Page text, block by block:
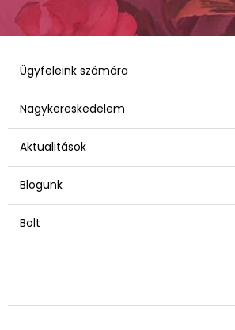
Ügyfeleink számára
Nagykereskedelem
Aktualitások
Blogunk
Bolt